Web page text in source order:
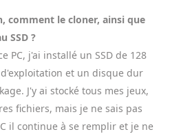
comment le cloner, ainsi que
SSD ?
PC, j'ai installé un SSD de 128
et un disque dur
J'y ai stocké tous mes jeux,
fichiers, mais je ne sais pas
il continue à se remplir et je ne